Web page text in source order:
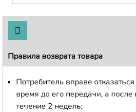
Правила возврата товара
Потребитель вправе
время до его передачи, а
течение 2 недель;